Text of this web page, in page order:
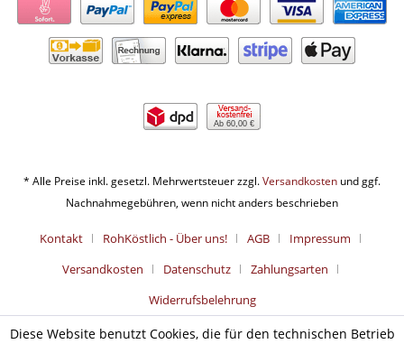
Ab 60,00 €
* Alle Preise inkl. gesetzl. Mehrwertsteuer zzgl.Versandkosten und ggf.
Nachnahmegebühren, wenn nicht anders beschrieben
Kontakt RohKöstlich - Über uns! AGB
Impressum
Versandkosten
Datenschutz
Zahlungsarten
Widerrufsbelehrung
Diese Website benutzt Cookies, die für den technischen Betrieb